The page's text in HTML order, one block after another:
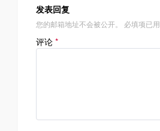
发表回复
您的邮箱地址不会被公开。 必填项已用
评论 *